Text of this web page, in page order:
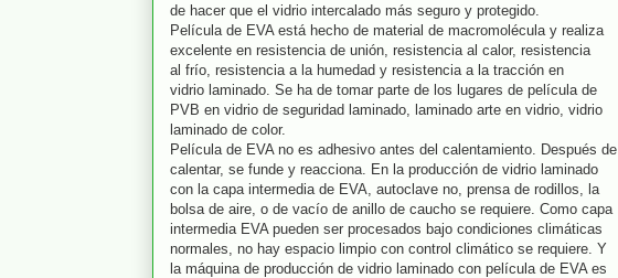
de hacer que el vidrio intercalado más seguro y protegido.
Película de EVA está hecho de material de macromolécula y realiza
excelente en resistencia de unión, resistencia al calor, resistencia
al frío, resistencia a la humedad y resistencia a la tracción en
vidrio laminado. Se ha de tomar parte de los lugares de película de
PVB en vidrio de seguridad laminado, laminado arte en vidrio, vidrio
laminado de color.
Película de EVA no es adhesivo antes del calentamiento. Después de
calentar, se funde y reacciona. En la producción de vidrio laminado
con la capa intermedia de EVA, autoclave no, prensa de rodillos, la
bolsa de aire, o de vacío de anillo de caucho se requiere. Como capa
intermedia EVA pueden ser procesados ​​bajo condiciones climáticas
normales, no hay espacio limpio con control climático se requiere. Y
la máquina de producción de vidrio laminado con película de EVA es